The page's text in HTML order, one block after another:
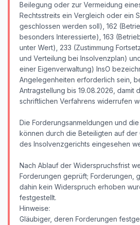
Beilegung oder zur Vermeidung
Rechtsstreits ein Vergleich oder ein
geschlossen werden soll), 162
besonders Interessierte), 163
unter Wert), 233 (Zustimmung
und Verteilung bei Insolvenzplan)
einer Eigenverwaltung) InsO
Angelegenheiten erforderlich sein,
Antragstellung bis 19.08.2026, damit
schriftlichen Verfahrens widerrufen
Die Forderungsanmeldungen und
können durch die Beteiligten auf der
des Insolvenzgerichts eingesehen
Nach Ablauf der Widerspruchsfrist
Forderungen geprüft; Forderungen,
dahin kein Widerspruch erhoben
festgestellt.
Hinweise:
Gläubiger, deren Forderungen